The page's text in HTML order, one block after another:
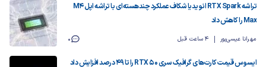
تراشه RTX Spark انویدیا شکاف عملکرد چندهسته‌ای با تراشه اپل M4
Max را کاهش داد
مهرانا عیسی‌پور 4 ساعت قبل 0
ایسوس قیمت کارت‌های گرافیک سری RTX 50 را تا ۴۹ درصد افزایش داد